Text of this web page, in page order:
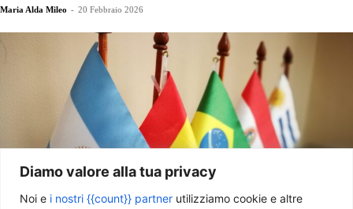
Diamo valore alla tua privacy
Noi e i nostri {{count}} partner utilizziamo cookie e altre
Maria Alda Mileo - 20 Febbraio 2026